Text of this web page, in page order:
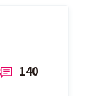
140